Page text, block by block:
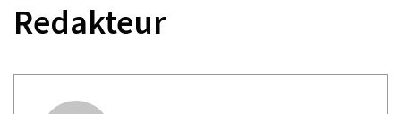
Redakteur